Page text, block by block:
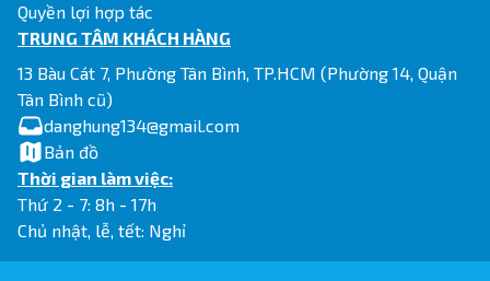
Quyền lợi hợp tác
TRUNG TÂM KHÁCH HÀNG
13 Bàu Cát 7, Phường Tân Bình, TP.HCM (Phường 14, Quận
Tân Bình cũ)
danghung134@gmail.com
Bản đồ
Thời gian làm việc:
Thứ 2 - 7: 8h - 17h
Chủ nhật, lễ, tết: Nghỉ